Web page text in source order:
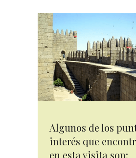
Algunos de los
interés que
en esta visita son: